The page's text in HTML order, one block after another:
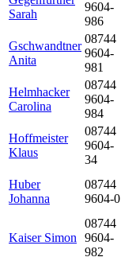
Sarah
9604-
986
Gschwandtner
Anita
08744
9604-
981
Helmhacker
Carolina
08744
9604-
984
Hoffmeister
Klaus
08744
9604-
34
Huber
Johanna
08744
9604-0
Kaiser Simon
08744
9604-
982